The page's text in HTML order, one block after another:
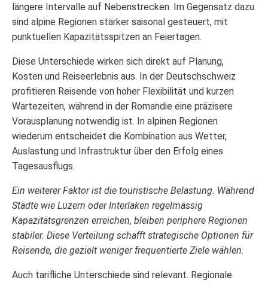
längere Intervalle auf Nebenstrecken. Im Gegensatz dazu
sind alpine Regionen stärker saisonal gesteuert, mit
punktuellen Kapazitätsspitzen an Feiertagen.
Diese Unterschiede wirken sich direkt auf Planung,
Kosten und Reiseerlebnis aus. In der Deutschschweiz
profitieren Reisende von hoher Flexibilität und kurzen
Wartezeiten, während in der Romandie eine präzisere
Vorausplanung notwendig ist. In alpinen Regionen
wiederum entscheidet die Kombination aus Wetter,
Auslastung und Infrastruktur über den Erfolg eines
Tagesausflugs.
Ein weiterer Faktor ist die touristische Belastung. Während
Städte wie Luzern oder Interlaken regelmässig
Kapazitätsgrenzen erreichen, bleiben periphere Regionen
stabiler. Diese Verteilung schafft strategische Optionen für
Reisende, die gezielt weniger frequentierte Ziele wählen.
Auch tarifliche Unterschiede sind relevant. Regionale